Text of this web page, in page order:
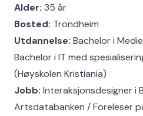
Alder: 35 år
Bosted: Trondheim
Utdannelse: Bachelor i
Bachelor i IT med
(Høyskolen Kristiania)
Jobb: Interaksjonsdesigner i
Artsdatabanken / Foreleser